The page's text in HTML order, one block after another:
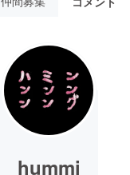
hummi